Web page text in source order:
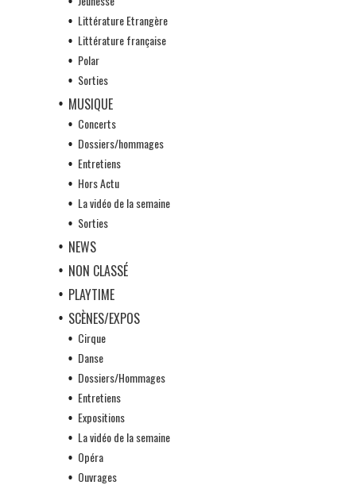
Littérature Etrangère
Littérature française
Polar
Sorties
MUSIQUE
Concerts
Dossiers/hommages
Entretiens
Hors Actu
La vidéo de la semaine
Sorties
NEWS
NON CLASSÉ
PLAYTIME
SCÈNES/EXPOS
Cirque
Danse
Dossiers/Hommages
Entretiens
Expositions
La vidéo de la semaine
Opéra
Ouvrages